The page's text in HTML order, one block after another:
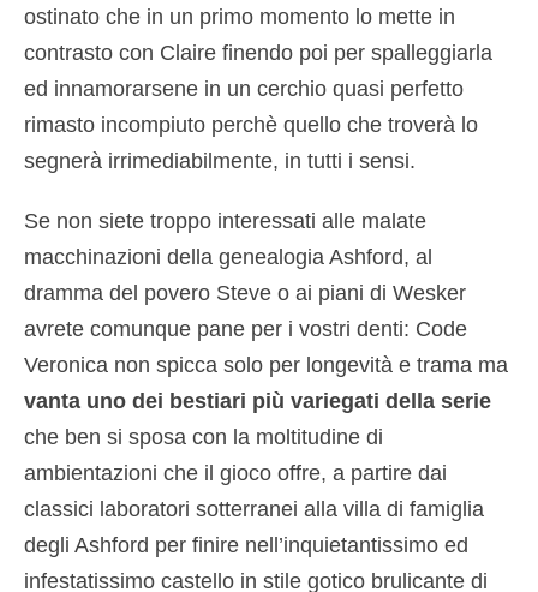
ostinato che in un primo momento lo mette in
contrasto con Claire finendo poi per spalleggiarla
ed innamorarsene in un cerchio quasi perfetto
rimasto incompiuto perchè quello che troverà lo
segnerà irrimediabilmente, in tutti i sensi.
Se non siete troppo interessati alle malate
macchinazioni della genealogia Ashford, al
dramma del povero Steve o ai piani di Wesker
avrete comunque pane per i vostri denti: Code
Veronica non spicca solo per longevità e trama ma
vanta uno dei bestiari più variegati della serie
che ben si sposa con la moltitudine di
ambientazioni che il gioco offre, a partire dai
classici laboratori sotterranei alla villa di famiglia
degli Ashford per finire nell’inquietantissimo ed
infestatissimo castello in stile gotico brulicante di